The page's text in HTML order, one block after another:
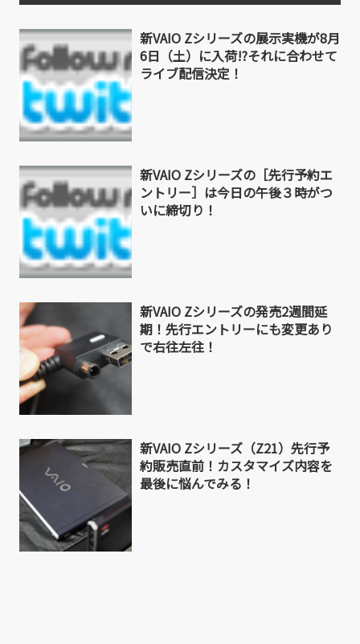
新VAIO Zシリーズの展示実機が8月
6日（土）に入荷!?それに合わせて
ライブ配信決定！
新VAIO Zシリーズの［先行予約エ
ントリー］は今日の午後３時がつ
いに締切り！
新VAIO Zシリーズの発売2週間延
期！先行エントリーにも変更あり
で右往左往！
新VAIO Zシリーズ（Z21）先行予
約販売直前！カスタマイズ内容を
最後に悩んでみる！